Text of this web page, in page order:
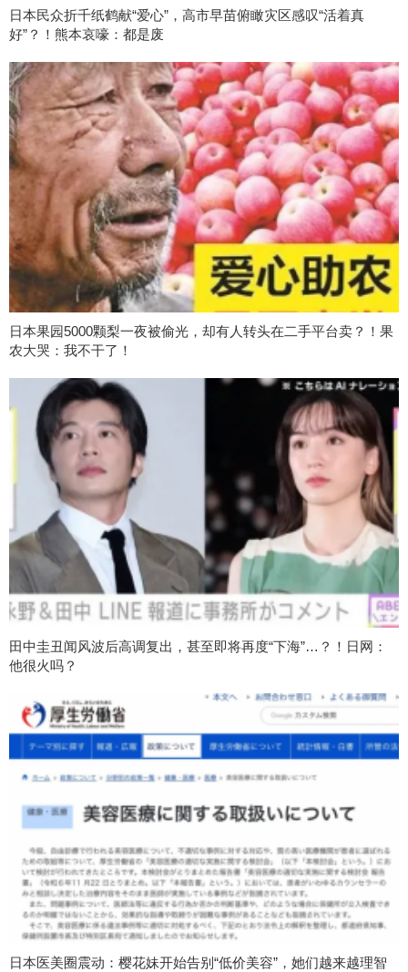
日本民众折千纸鹤献“爱心”，高市早苗俯瞰灾区感叹“活着真
好”？！熊本哀嚎：都是废
日本果园5000颗梨一夜被偷光，却有人转头在二手平台卖？！果
农大哭：我不干了！
田中圭丑闻风波后高调复出，甚至即将再度“下海”…？！日网：
他很火吗？
日本医美圈震动：樱花妹开始告别“低价美容”，她们越来越理智